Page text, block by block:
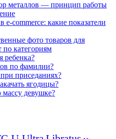
металлов — принцип работы
e-commerce: какие показатели
фото товаров для
по категориям
ребенка?
по фамилии?
приседаниях?
ягодицы?
девушке?